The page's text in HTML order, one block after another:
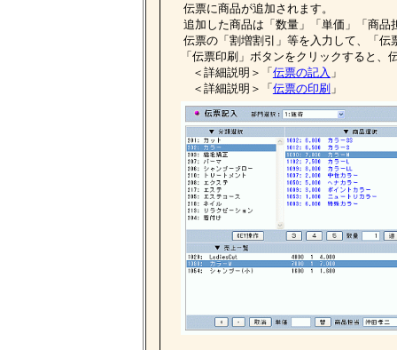
伝票に商品が追加されます。
追加した商品は「数量」「単価」「商品
伝票の「割増割引」等を入力して、「伝
「伝票印刷」ボタンをクリックすると、
＜詳細説明＞「 伝票の記入 」
＜詳細説明＞「 伝票の印刷 」